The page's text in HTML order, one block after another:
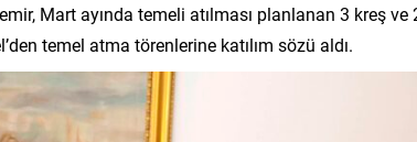
Mart ayında temeli atılması planlanan 3 kreş ve
temel atma törenlerine katılım sözü aldı.